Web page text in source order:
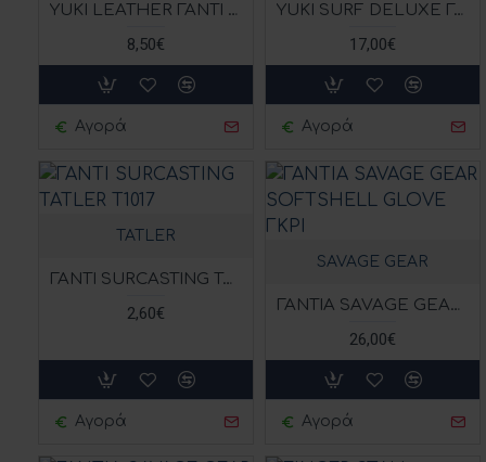
YUKI LEATHER ΓΑΝΤΙ ΠΡΟΣΤΑΣΙΑΣ ΓΙΑ SURFCASTING ΚΑΙ SPINNING
8,50€
Αγορά
YUKI SURF DELUXE ΓΑΝΤΙ ΠΡΟΣΤΑΣΙΑΣ ΓΙΑ SURFCASTING ΚΑΙ SPINNING
17,00€
Αγορά
TATLER
ΓΑΝΤΙ SURCASTING TATLER T1017
2,60€
Αγορά
SAVAGE GEAR
ΓΑΝΤΙΑ SAVAGE GEAR SOFTSHELL GLOVE ΓΚΡΙ
26,00€
Αγορά